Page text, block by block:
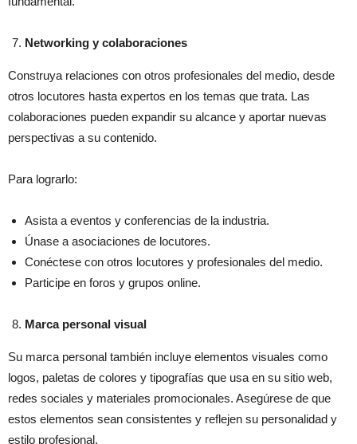
Networking y colaboraciones
Construya relaciones con otros profesionales del medio, desde
otros locutores hasta expertos en los temas que trata. Las
colaboraciones pueden expandir su alcance y aportar nuevas
perspectivas a su contenido.
Para lograrlo:
Asista a eventos y conferencias de la industria.
Únase a asociaciones de locutores.
Conéctese con otros locutores y profesionales del medio.
Participe en foros y grupos online.
Marca personal visual
Su marca personal también incluye elementos visuales como
logos, paletas de colores y tipografías que usa en su sitio web,
redes sociales y materiales promocionales. Asegúrese de que
estos elementos sean consistentes y reflejen su personalidad y
estilo profesional.